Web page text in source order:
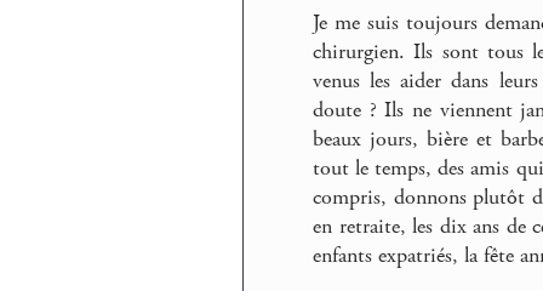
Je me suis toujours
chirurgien. Ils sont tous
venus les aider dans
doute ? Ils ne viennent
beaux jours, bière et
tout le temps, des amis
compris, donnons plutôt
en retraite, les dix ans de
enfants expatriés, la fête